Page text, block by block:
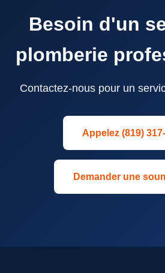
Besoin d'un
plomberie
Contactez-nous pour un
Appelez (819)
Demander une